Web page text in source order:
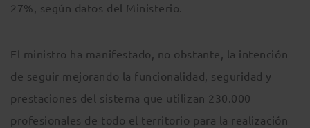
27%, según datos del Ministerio.
El ministro ha manifestado, no obstante, la intención
de seguir mejorando la funcionalidad, seguridad y
prestaciones del sistema que utilizan 230.000
profesionales de todo el territorio para la realización